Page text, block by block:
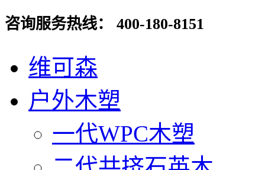
咨询服务热线： 400-180-8151
维可森
户外木塑
一代WPC木塑